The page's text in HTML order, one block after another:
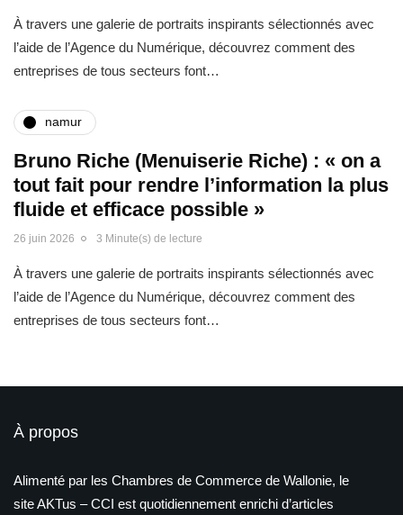
À travers une galerie de portraits inspirants sélectionnés avec
l’aide de l’Agence du Numérique, découvrez comment des
entreprises de tous secteurs font…
namur
Bruno Riche (Menuiserie Riche) : « on a
tout fait pour rendre l’information la plus
fluide et efficace possible »
26 juin 2026 3 Minute(s) de lecture
À travers une galerie de portraits inspirants sélectionnés avec
l’aide de l’Agence du Numérique, découvrez comment des
entreprises de tous secteurs font…
À propos
Alimenté par les Chambres de Commerce de Wallonie, le
site AKTus – CCI est quotidiennement enrichi d’articles